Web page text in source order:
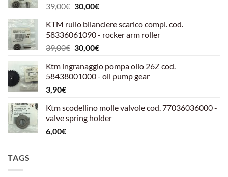
39,00€ Il
originale
era:
39,00€.
30,00€Il
attuale
è:
30,00€.
KTM rullo bilanciere scarico compl. cod.
58336061090 - rocker arm roller
39,00€ Il
originale
era:
30,00€Il
attuale
è:
Ktm ingranaggio pompa olio 26Z cod.
58438001000 - oil pump gear
3,90€
Ktm scodellino molle valvole cod. 77036036000 -
valve spring holder
6,00€
TAGS